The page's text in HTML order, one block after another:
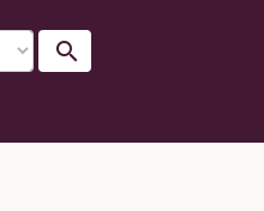
search